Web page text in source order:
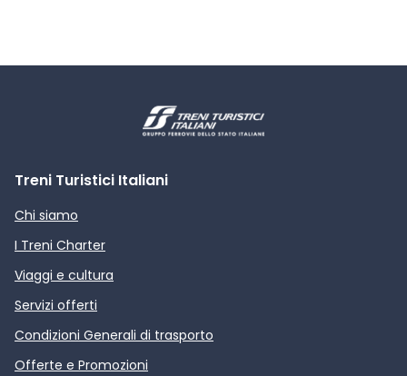
Treni Turistici Italiani
Chi siamo
I Treni Charter
Viaggi e cultura
Servizi offerti
Condizioni Generali di trasporto
Offerte e Promozioni